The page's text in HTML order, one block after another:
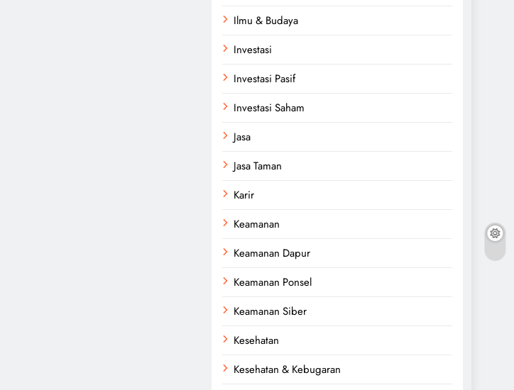
Ilmu & Budaya
Investasi
Investasi Pasif
Investasi Saham
Jasa
Jasa Taman
Karir
Keamanan
Keamanan Dapur
Keamanan Ponsel
Keamanan Siber
Kesehatan
Kesehatan & Kebugaran